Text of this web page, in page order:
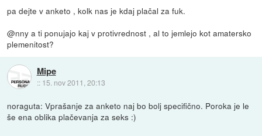
pa dejte v anketo , kolk nas je kdaj plačal za fuk.
@nny a ti ponujajo kaj v protivrednost , al to jemlejo kot amatersko
plemenitost?
Mipe
:: 15. nov 2011, 20:13
noraguta: Vprašanje za anketo naj bo bolj specifično. Poroka je le
še ena oblika plačevanja za seks :)